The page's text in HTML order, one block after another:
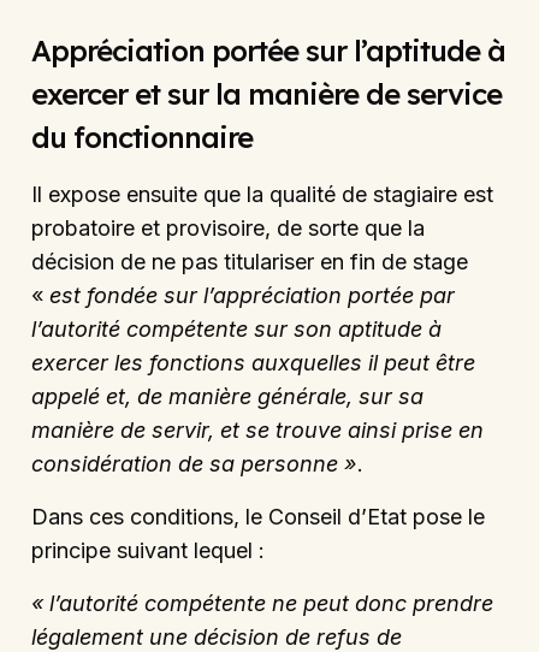
Appréciation portée sur l’aptitude à
exercer et sur la manière de service
du fonctionnaire
Il expose ensuite que la qualité de stagiaire est
probatoire et provisoire, de sorte que la
décision de ne pas titulariser en fin de stage
«est fondée sur l’appréciation portée par
l’autorité compétente sur son aptitude à
exercer les fonctions auxquelles il peut être
appelé et, de manière générale, sur sa
manière de servir, et se trouve ainsi prise en
considération de sa personne ».
Dans ces conditions, le Conseil d’Etat pose le
principe suivant lequel :
« l’autorité compétente ne peut donc prendre
légalement une décision de refus de